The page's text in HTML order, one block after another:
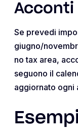
Acconti
Se prevedi
giugno/
no tax area,
seguono il
aggiornato ogni